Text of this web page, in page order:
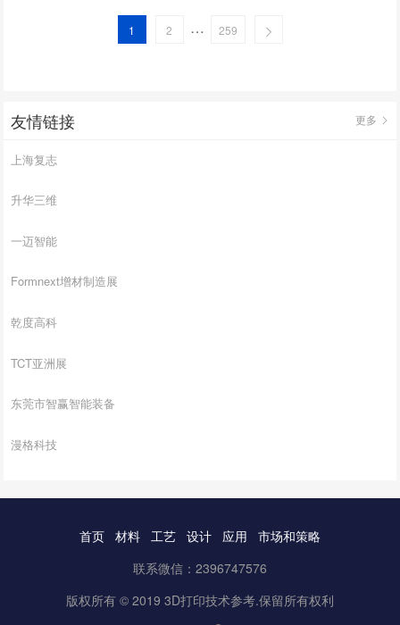
1 2 … 259
友情链接 更多
上海复志
升华三维
一迈智能
Formnext增材制造展
乾度高科
TCT亚洲展
东莞市智赢智能装备
漫格科技
首页 材料 工艺 设计 应用
市场和策略
联系微信：2396747576
版权所有 © 2019 3D打印技术参考.保留所有权利